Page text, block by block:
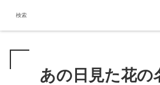
あの日見た花の
検索